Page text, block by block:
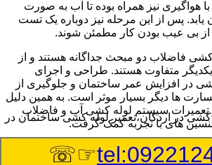
با هواگیری نیز همراه بوده تا آب به صورت
یابد. پس از این مرحله نیز دوباره یک تست
از بی عیب بودن کار مطمئن شوند.
فاضلاب دو مبحث جداگانه هستند و از
یکدیگر متفاوت هستند. طراحی و اجرای
در افزایش عمر ساختمان و جلوگیری از
ها دیگر بسیار موثر است. به همین دلیل
تعمیرات سیستم لوله کشی آب و فاضلاب
های با تجربه کمک گرفت.
:Published
کشی در اردکان،تعمیر لوله کشی ساختمان در
☞☏